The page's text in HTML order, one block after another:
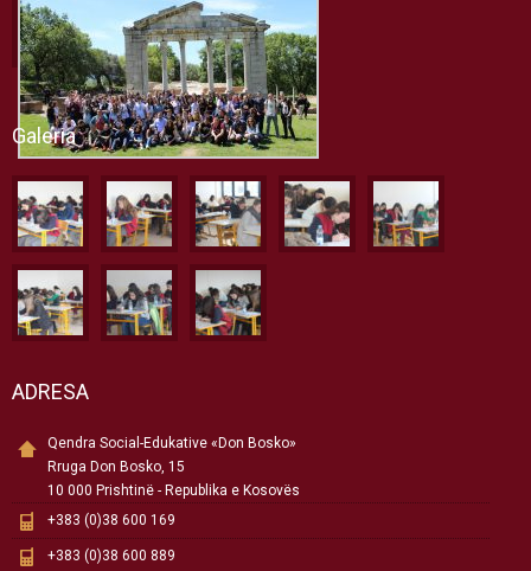
Galeria
ADRESA
Qendra Social-Edukative «Don Bosko»
Rruga Don Bosko, 15
10 000 Prishtinë - Republika e Kosovës
+383 (0)38 600 169
+383 (0)38 600 889